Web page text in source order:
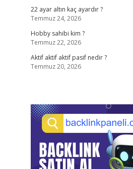
22 ayar altın kaç ayardır ?
Temmuz 24, 2026
Hobby sahibi kim ?
Temmuz 22, 2026
Aktif aktif aktif pasif nedir ?
Temmuz 20, 2026